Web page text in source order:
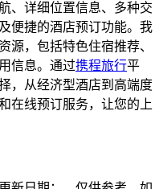
、详细位置信息、多种交
便捷的酒店预订功能。我
源，包括特色住宿推荐、
信息。通过携程旅行平
，从经济型酒店到高端度
在线预订服务，让您的上